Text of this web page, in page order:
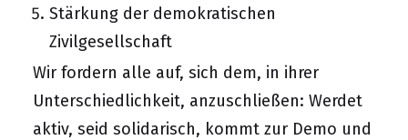
Stärkung der demokratischen
Zivilgesellschaft
Wir fordern alle auf, sich dem, in ihrer
Unterschiedlichkeit, anzuschließen: Werdet
aktiv, seid solidarisch, kommt zur Demo und